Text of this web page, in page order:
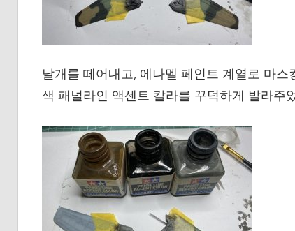
날개를 떼어내고, 에나멜 페인트 계열로 마
색 패널라인 액센트 칼라를 꾸덕하게 발라주